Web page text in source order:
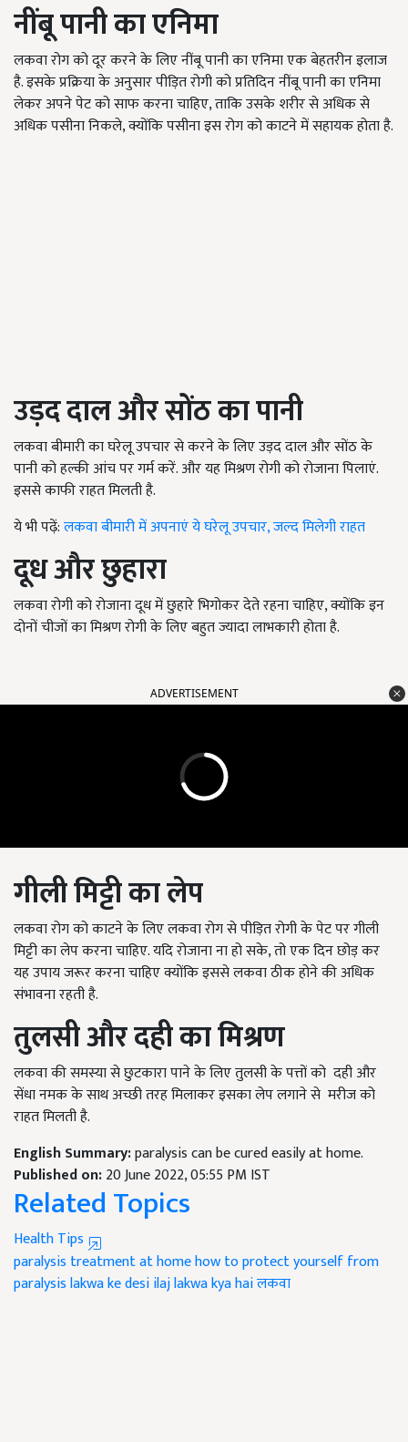
नींबू पानी का एनिमा
लकवा रोग को दूर करने के लिए नींबू पानी का एनिमा एक बेहतरीन इलाज
है. इसके प्रक्रिया के अनुसार पीड़ित रोगी को प्रतिदिन नींबू पानी का एनिमा
लेकर अपने पेट को साफ करना चाहिए, ताकि उसके शरीर से अधिक से
अधिक पसीना निकले, क्योंकि पसीना इस रोग को काटने में सहायक होता है.
उड़द दाल और सोंठ का पानी
लकवा बीमारी का घरेलू उपचार से करने के लिए उड़द दाल और सोंठ के
पानी को हल्की आंच पर गर्म करें. और यह मिश्रण रोगी को रोजाना पिलाएं.
इससे काफी राहत मिलती है.
ये भी पढ़ें:लकवा बीमारी में अपनाएं ये घरेलू उपचार, जल्द मिलेगी राहत
दूध और छुहारा
लकवा रोगी को रोजाना दूध में छुहारे भिगोकर देते रहना चाहिए, क्योंकि इन
दोनों चीजों का मिश्रण रोगी के लिए बहुत ज्यादा लाभकारी होता है.
ADVERTISEMENT
गीली मिट्टी का लेप
लकवा रोग को काटने के लिए लकवा रोग से पीड़ित रोगी के पेट पर गीली
मिट्टी का लेप करना चाहिए. यदि रोजाना ना हो सके, तो एक दिन छोड़ कर
यह उपाय जरूर करना चाहिए क्योंकि इससे लकवा ठीक होने की अधिक
संभावना रहती है.
तुलसी और दही का मिश्रण
लकवा की समस्या से छुटकारा पाने के लिए तुलसी के पत्तों को दही और
सेंधा नमक के साथ अच्छी तरह मिलाकर इसका लेप लगाने से मरीज को
राहत मिलती है.
English Summary:paralysis can be cured easily at home.
Published on:20 June 2022, 05:55 PM IST
Related Topics
Health Tips
paralysis treatment at homehow to protect yourself from
paralysislakwa ke desi ilajlakwa kya haiलकवा